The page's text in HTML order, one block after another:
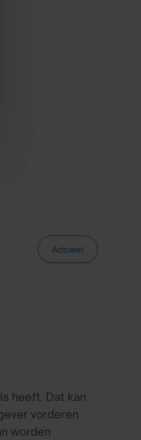
Actueel
heeft. Dat kan
vorderen
worden